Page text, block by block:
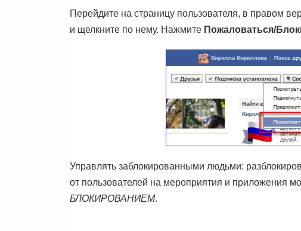
Перейдите на страницу пользователя, в правом
и щелкните по нему. Нажмите Пожаловаться/
Управлять заблокированными людьми:
от пользователей на мероприятия и приложения
БЛОКИРОВАНИЕМ.